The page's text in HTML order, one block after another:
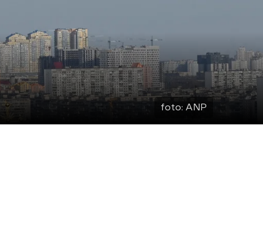
foto: ANP